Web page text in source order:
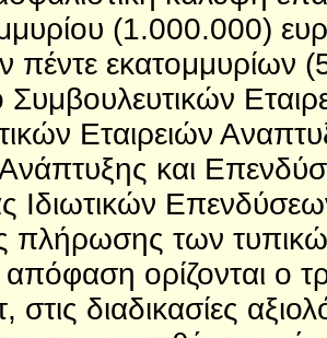
(1.000.000)
πέντε
Εταιρειών
και
Ιδιωτικών
πλήρωσης των
απόφαση ορίζονται ο
στις διαδικασίες